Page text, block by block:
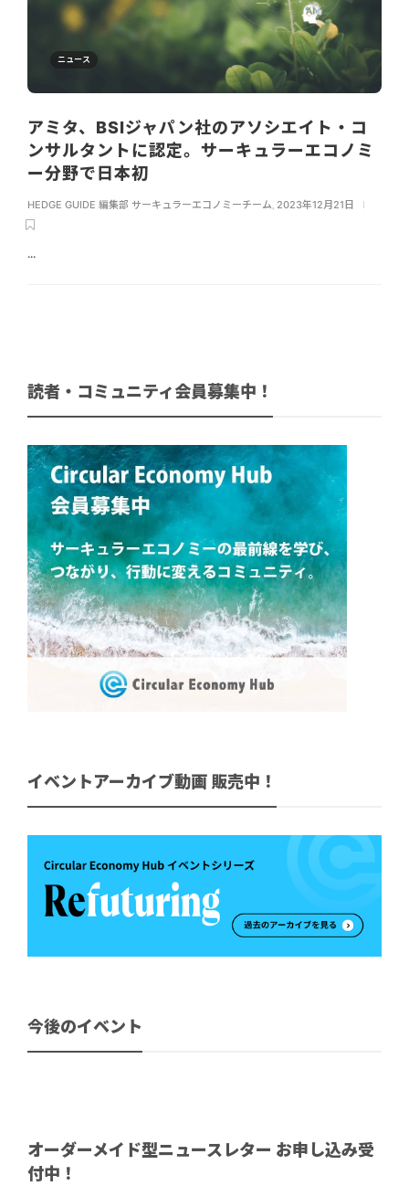
ニュース
アミタ、BSIジャパン社のアソシエイト・コ
ンサルタントに認定。サーキュラーエコノミ
ー分野で日本初
HEDGE GUIDE 編集部 サーキュラーエコノミーチーム 2023年12月21日
...
読者・コミュニティ会員募集中！
イベントアーカイブ動画 販売中！
今後のイベント
オーダーメイド型ニュースレター お申し込み受
付中！